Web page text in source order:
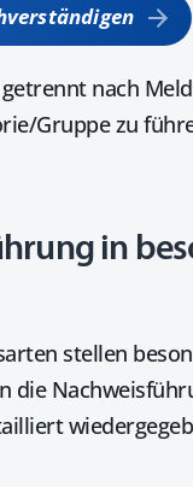
nach
Gruppe zu
in
stellen
die